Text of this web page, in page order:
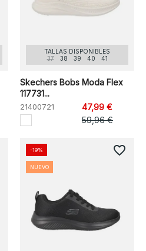
TALLAS DISPONIBLES
37
38 39 40 41
Skechers Bobs Moda Flex
117731...
21400721
47,99 €
59,96 €
-19%
NUEVO
favorite_border